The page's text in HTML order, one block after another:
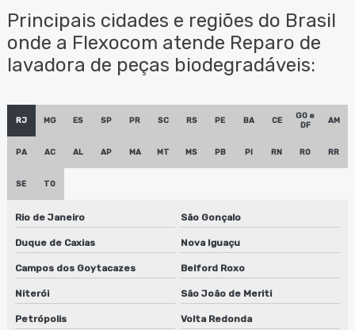
Empresa de conserto de lavadora de peças biodegradáveis
Empresa de lavadora anilox
Empresa de manutenção de lavadora anilox em sp
Empresa de manutenção de máquinas de limpeza de
equipamentos
Principais cidades e regiões do Brasil
onde a Flexocom atende Reparo de
lavadora de peças biodegradáveis:
RJ MG ES SP PR SC RS PE BA CE
GO e
DF
AM
PA AC AL AP MA MT MS PB PI RN RO RR
SE TO
Rio de Janeiro São Gonçalo
Duque de Caxias Nova Iguaçu
Campos dos Goytacazes Belford Roxo
Niterói São João de Meriti
Petrópolis Volta Redonda